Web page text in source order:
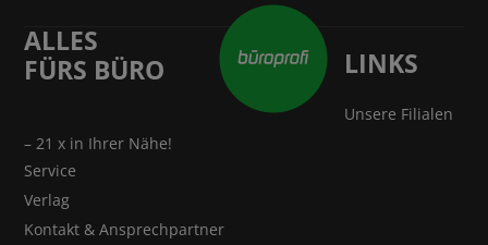
ALLES
FÜRS BÜRO
LINKS
Unsere Filialen
– 21 x in Ihrer Nähe!
Service
Verlag
Kontakt & Ansprechpartner